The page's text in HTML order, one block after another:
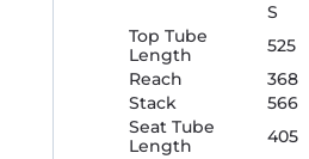
S
Top Tube
Length
525
Reach
368
Stack
566
Seat Tube
Length
405